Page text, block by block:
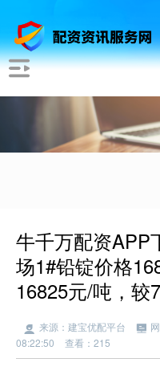
牛千万配资APP
场1#铅锭价格
16825元/吨，较
来源：建宝优配平台
08:22:50
查看：215